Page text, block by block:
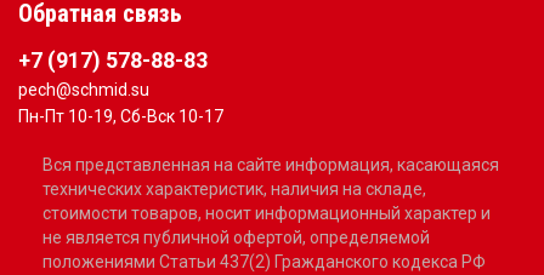
Обратная связь
+7 (917) 578-88-83
pech@schmid.su
Пн-Пт 10-19, Сб-Вск 10-17
Вся представленная на сайте информация, касающаяся
технических характеристик, наличия на складе,
стоимости товаров, носит информационный характер и
не является публичной офертой, определяемой
положениями Статьи 437(2) Гражданского кодекса РФ